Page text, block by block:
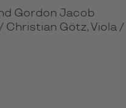
Gordon Jacob
Götz, Viola